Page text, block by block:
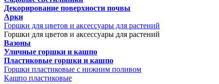
Декорирование поверхности почвы
Арки
Горшки для цветов и аксессуары для растений
Горшки для цветов и аксессуары для растений
Вазоны
Уличные горшки и кашпо
Пластиковые горшки и кашпо
Горшки пластиковые с нижним поливом
Кашпо пластиковые